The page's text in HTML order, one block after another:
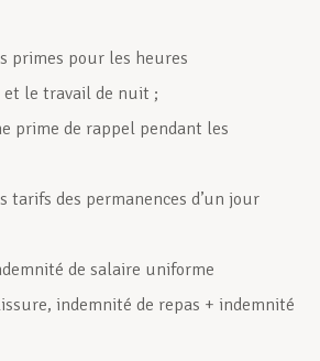
primes pour les heures
le travail de nuit ;
prime de rappel pendant les
tarifs des permanences d’un jour
de salaire uniforme
indemnité de repas + indemnité